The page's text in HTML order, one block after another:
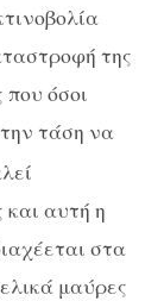
της
που όσοι
τάση να
αυτή η
στα
μαύρες